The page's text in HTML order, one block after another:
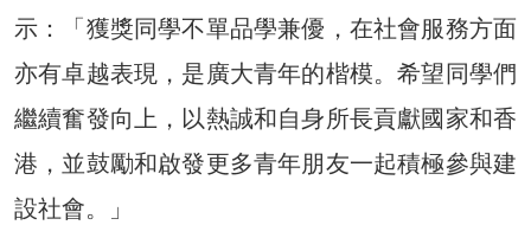
示：「獲獎同學不單品學兼優，在社會服務方面
亦有卓越表現，是廣大青年的楷模。希望同學們
繼續奮發向上，以熱誠和自身所長貢獻國家和香
港，並鼓勵和啟發更多青年朋友一起積極參與建
設社會。」